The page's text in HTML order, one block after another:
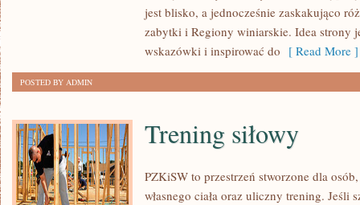
jest blisko, a jednocześnie zaskakująco
zabytki i Regiony winiarskie. Idea strony
wskazówki i inspirować do [ Read More ]
POSTED BY ADMIN
Trening siłowy
PZKiSW to przestrzeń stworzone dla
własnego ciała oraz uliczny trening. Jeśli